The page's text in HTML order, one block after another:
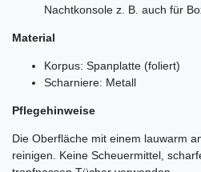
Nachtkonsole z. B. auch für
Material
Korpus: Spanplatte (foliert)
Scharniere: Metall
Pflegehinweise
Die Oberfläche mit einem lauwarm
reinigen. Keine Scheuermittel,